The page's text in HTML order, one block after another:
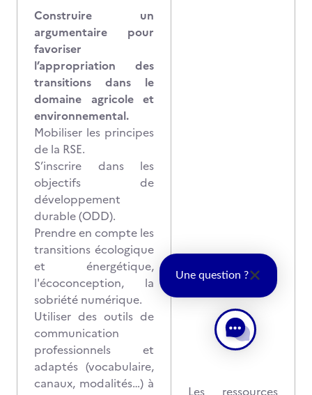
Construire un
argumentaire pour
favoriser
l’appropriation des
transitions dans le
domaine agricole et
environnemental.
Mobiliser les principes
de la RSE.
S’inscrire dans les
objectifs de
développement
durable (ODD).
Prendre en compte les
transitions écologique
et énergétique,
l'écoconception, la
sobriété numérique.
Utiliser des outils de
communication
professionnels et
adaptés (vocabulaire,
canaux, modalités…) à
Les ressources
Une question ?